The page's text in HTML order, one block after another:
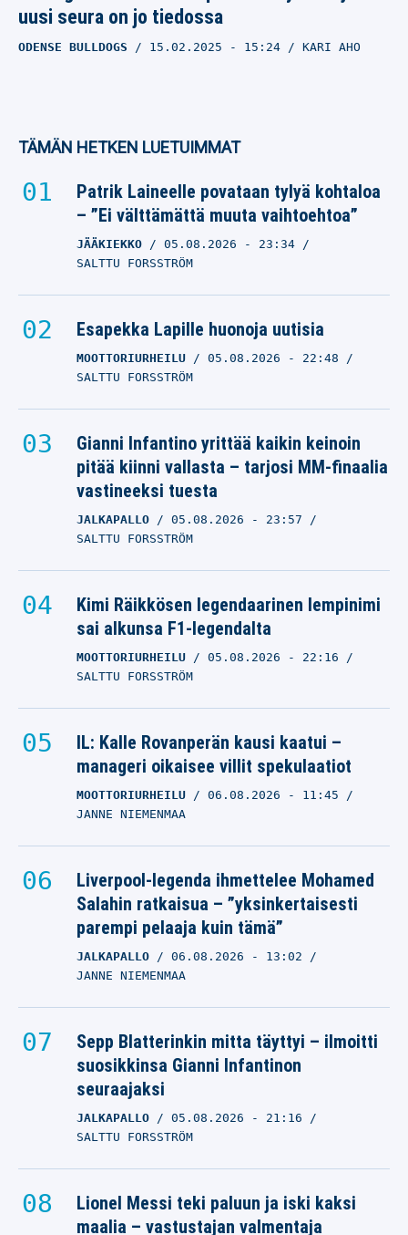
uusi seura on jo tiedossa
ODENSE BULLDOGS 15.02.2025 - 15:24 KARI AHO
TÄMÄN HETKEN LUETUIMMAT
Patrik Laineelle povataan tylyä kohtaloa
– ”Ei välttämättä muuta vaihtoehtoa”
JÄÄKIEKKO 05.08.2026 - 23:34
SALTTU FORSSTRÖM
Esapekka Lapille huonoja uutisia
MOOTTORIURHEILU 05.08.2026 - 22:48
SALTTU FORSSTRÖM
Gianni Infantino yrittää kaikin keinoin
pitää kiinni vallasta – tarjosi MM-finaalia
vastineeksi tuesta
JALKAPALLO 05.08.2026 - 23:57
SALTTU FORSSTRÖM
Kimi Räikkösen legendaarinen lempinimi
sai alkunsa F1-legendalta
MOOTTORIURHEILU 05.08.2026 - 22:16
SALTTU FORSSTRÖM
IL: Kalle Rovanperän kausi kaatui –
manageri oikaisee villit spekulaatiot
MOOTTORIURHEILU 06.08.2026 - 11:45
JANNE NIEMENMAA
Liverpool-legenda ihmettelee Mohamed
Salahin ratkaisua – ”yksinkertaisesti
parempi pelaaja kuin tämä”
JALKAPALLO 06.08.2026 - 13:02
JANNE NIEMENMAA
Sepp Blatterinkin mitta täyttyi – ilmoitti
suosikkinsa Gianni Infantinon
seuraajaksi
JALKAPALLO 05.08.2026 - 21:16
SALTTU FORSSTRÖM
Lionel Messi teki paluun ja iski kaksi
maalia – vastustajan valmentaja